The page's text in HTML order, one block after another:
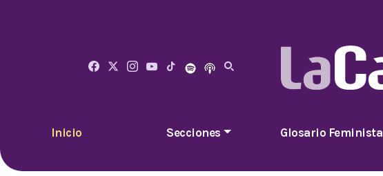
Inicio Secciones Glosario Feminista